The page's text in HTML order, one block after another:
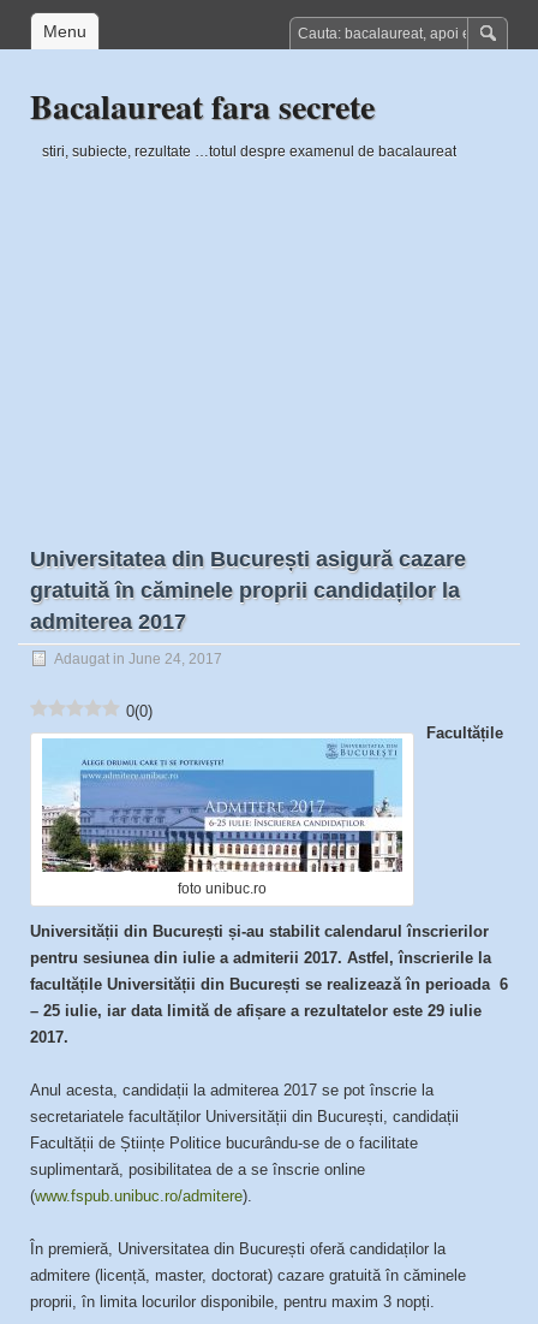
Menu
Bacalaureat fara secrete
stiri, subiecte, rezultate …totul despre examenul de bacalaureat
Universitatea din București asigură cazare
gratuită în căminele proprii candidaților la
admiterea 2017
Adaugat in June 24, 2017
0(0)
foto unibuc.ro
Facultățile
Universității din București și-au stabilit calendarul înscrierilor
pentru sesiunea din iulie a admiterii 2017. Astfel, înscrierile la
facultățile Universității din București se realizează în perioada 6
– 25 iulie, iar data limită de afișare a rezultatelor este 29 iulie
2017.
Anul acesta, candidații la admiterea 2017 se pot înscrie la
secretariatele facultăților Universității din București, candidații
Facultății de Științe Politice bucurându-se de o facilitate
suplimentară, posibilitatea de a se înscrie online
(www.fspub.unibuc.ro/admitere).
În premieră, Universitatea din București oferă candidaților la
admitere (licență, master, doctorat) cazare gratuită în căminele
proprii, în limita locurilor disponibile, pentru maxim 3 nopți.